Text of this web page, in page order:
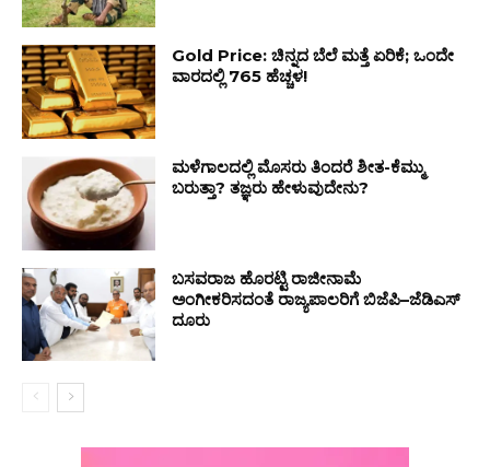
Gold Price: ಚಿನ್ನದ ಬೆಲೆ ಮತ್ತೆ ಏರಿಕೆ; ಒಂದೇ
ವಾರದಲ್ಲಿ ₹765 ಹೆಚ್ಚಳ!
ಮಳೆಗಾಲದಲ್ಲಿ ಮೊಸರು ತಿಂದರೆ ಶೀತ-ಕೆಮ್ಮು
ಬರುತ್ತಾ? ತಜ್ಞರು ಹೇಳುವುದೇನು?
ಬಸವರಾಜ ಹೊರಟ್ಟಿ ರಾಜೀನಾಮೆ
ಅಂಗೀಕರಿಸದಂತೆ ರಾಜ್ಯಪಾಲರಿಗೆ ಬಿಜೆಪಿ–ಜೆಡಿಎಸ್
ದೂರು